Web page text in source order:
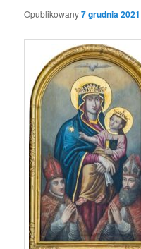
Opublikowany7 grudnia 2021